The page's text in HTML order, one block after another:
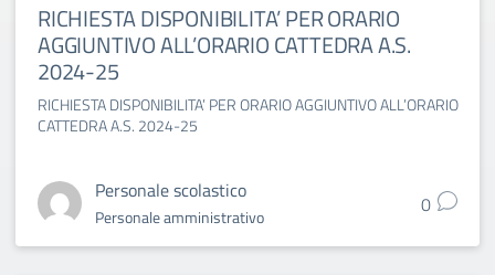
RICHIESTA DISPONIBILITA’ PER ORARIO
AGGIUNTIVO ALL’ORARIO CATTEDRA A.S.
2024-25
RICHIESTA DISPONIBILITA’ PER ORARIO AGGIUNTIVO ALL’ORARIO
CATTEDRA A.S. 2024-25
Personale scolastico
Personale amministrativo 0